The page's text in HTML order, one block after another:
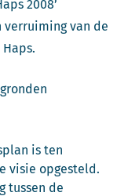
2008’
van de
is ten
visie opgesteld.
tussen de